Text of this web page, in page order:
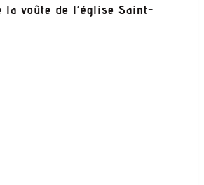
la voûte de l’église Saint-